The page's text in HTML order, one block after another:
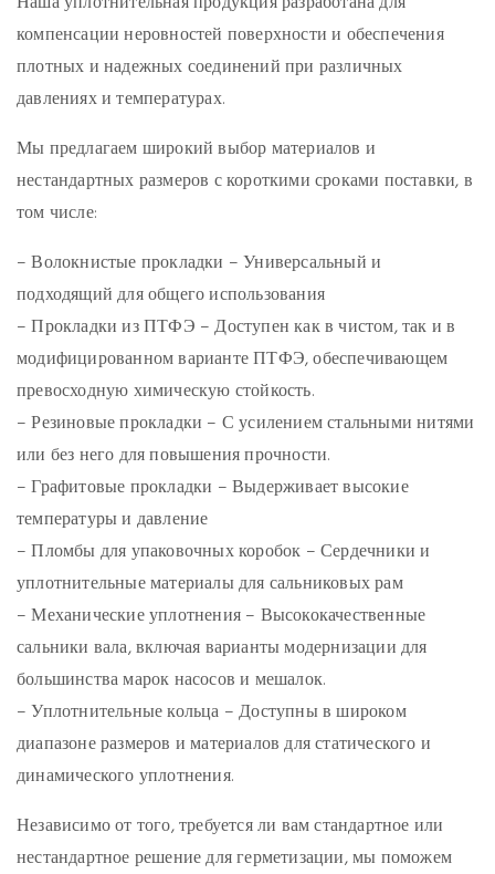
компенсации неровностей поверхности и обеспечения
плотных и надежных соединений при различных
давлениях и температурах.
Мы предлагаем широкий выбор материалов и
нестандартных размеров с короткими сроками поставки, в
том числе:
–Волокнистые прокладки – Универсальный и
подходящий для общего использования
–Прокладки из ПТФЭ – Доступен как в чистом, так и в
модифицированном варианте ПТФЭ, обеспечивающем
превосходную химическую стойкость.
–Резиновые прокладки – С усилением стальными нитями
или без него для повышения прочности.
–Графитовые прокладки – Выдерживает высокие
температуры и давление
–Пломбы для упаковочных коробок – Сердечники и
уплотнительные материалы для сальниковых рам
–Механические уплотнения– Высококачественные
сальники вала, включая варианты модернизации для
большинства марок насосов и мешалок.
–Уплотнительные кольца – Доступны в широком
диапазоне размеров и материалов для статического и
динамического уплотнения.
Независимо от того, требуется ли вам стандартное или
нестандартное решение для герметизации, мы поможем